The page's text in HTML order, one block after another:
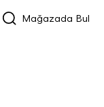
Mağazada Bul